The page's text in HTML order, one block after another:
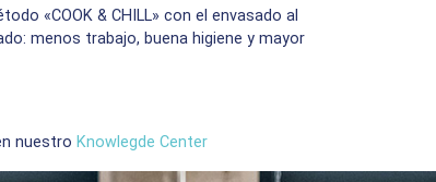
«COOK & CHILL» con el envasado al
menos trabajo, buena higiene y mayor
nuestro Knowlegde Center